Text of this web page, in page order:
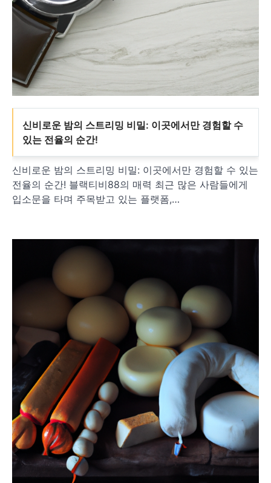
신비로운 밤의 스트리밍 비밀: 이곳에서만 경험할 수
있는 전율의 순간!
신비로운 밤의 스트리밍 비밀: 이곳에서만 경험할 수 있는
전율의 순간! 블랙티비88의 매력 최근 많은 사람들에게
입소문을 타며 주목받고 있는 플랫폼,…